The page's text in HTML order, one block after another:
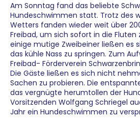
Am Sonntag fand das beliebte
Hundeschwimmen statt. Trotz des
Wetters fanden wieder weit über
Freibad, um sich sofort in die Fluten
einige mutige Zweibeiner ließen es
das kühle Nass zu springen. Zum
Freibad- Förderverein
Die Gäste ließen es sich nicht
Sachen zu probieren. Die
das vergnügte herumtollen der
Vorsitzenden Wolfgang Schriegel
Jahr ein Hundeschwimmen zu